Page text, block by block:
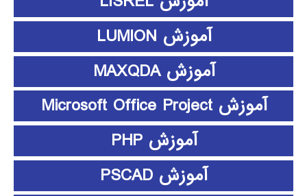
آموزش LUMION
آموزش MAXQDA
آموزش Microsoft Office Project
آموزش PHP
آموزش PSCAD